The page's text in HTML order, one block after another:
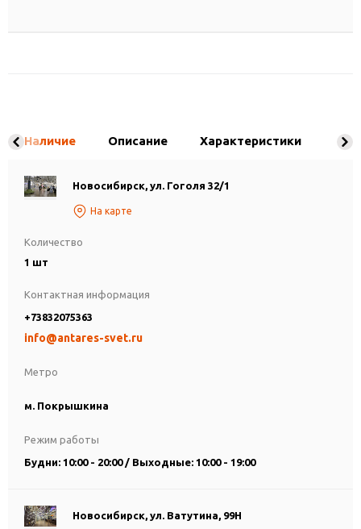
Наличие Описание Характеристики
Новосибирск, ул. Гоголя 32/1
На карте
Количество
1 шт
Метро
м. Покрышкина
Контактная информация
+73832075363
info@antares-svet.ru
Режим работы
Будни: 10:00 - 20:00 / Выходные: 10:00 - 19:00
Новосибирск, ул. Ватутина, 99Н